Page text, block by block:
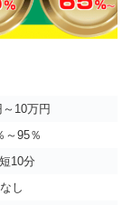
～10万円
～95％
10分
なし